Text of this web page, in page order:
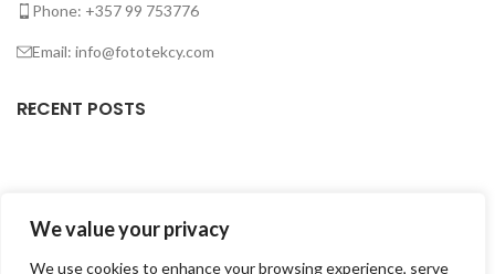
We value your privacy
We use cookies to enhance your browsing experience, serve
Phone: +357 99 753776
Email: info@fototekcy.com
RECENT POSTS
PRODUCT CATEGORIES